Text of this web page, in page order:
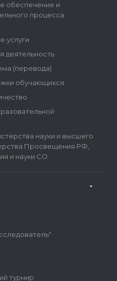
обеспечение и
процесса.
услуги
деятельность
(перевода)
обучающихся
науки и высшего
Просвещения РФ,
и науки СО
турнир